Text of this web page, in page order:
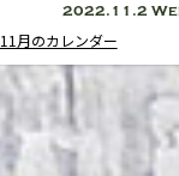
2022.11.2
11月のカレンダー